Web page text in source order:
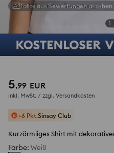
Fotos aus Bewertungen ansehen
1
5,99 EUR
inkl. MwSt. / zzgl. Versandkosten
+6 Pkt.Sinsay Club
Kurzärmliges Shirt mit
Farbe: Weiß